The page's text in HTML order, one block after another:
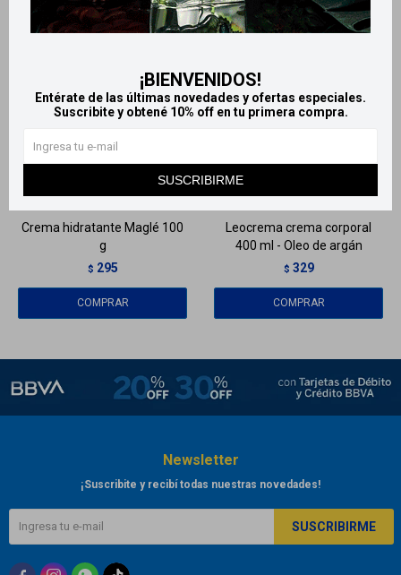
¡BIENVENIDOS!
Entérate de las últimas novedades y ofertas especiales.
Suscribite y obtené 10% off en tu primera compra.
SUSCRIBIRME
Crema hidratante Maglé 100
g
$ 295
Leocrema crema corporal
400 ml - Oleo de argán
$ 329
Newsletter
¡Suscribite y recibí todas nuestras novedades!
SUSCRIBIRME